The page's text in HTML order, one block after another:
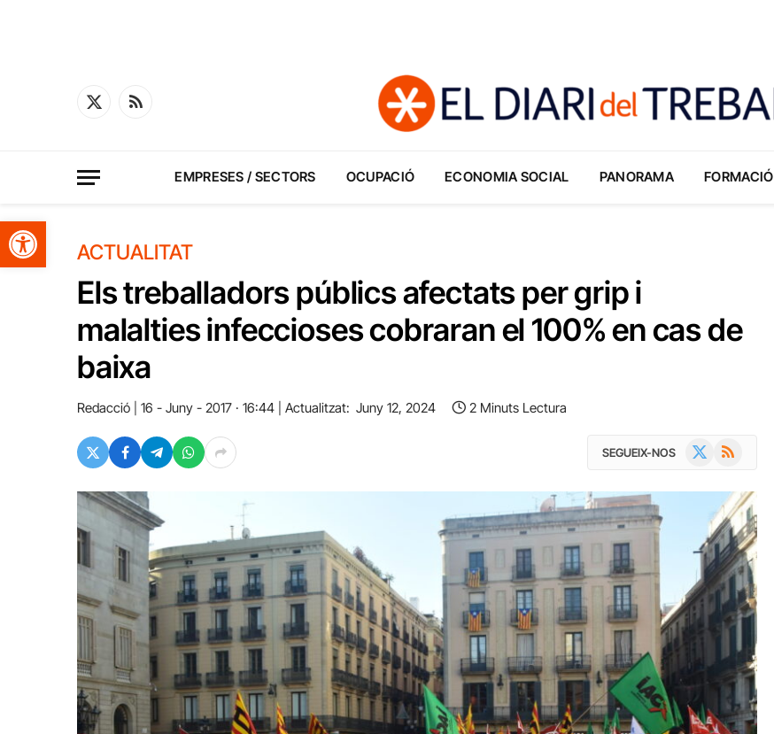
Obre la barra d'eines
X
RSS
EMPRESES / SECTORS OCUPACIÓ ECONOMIA SOCIAL PANORAMA FORMACIÓ
ACTUALITAT
Els treballadors públics afectats per grip i
malalties infeccioses cobraran el 100% en cas de
baixa
Redacció 16 - Juny - 2017 · 16:44 Actualitzat: Juny 12, 2024 2 Minuts Lectura
SEGUEIX-NOS RSS